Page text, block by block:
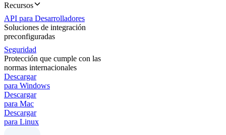
Recursos
API para Desarrolladores
Soluciones de integración
preconfiguradas
Seguridad
Protección que cumple con las
normas internacionales
Descargar
para Windows
Descargar
para Mac
Descargar
para Linux